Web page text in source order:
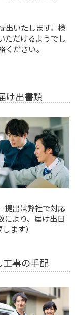
出いたします。検
ただけるようでし
ださい。
け出書類
提出は弊社で対応
により、届け出日
ます）
事の手配